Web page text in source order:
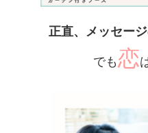
正直、メッセー
でも 恋